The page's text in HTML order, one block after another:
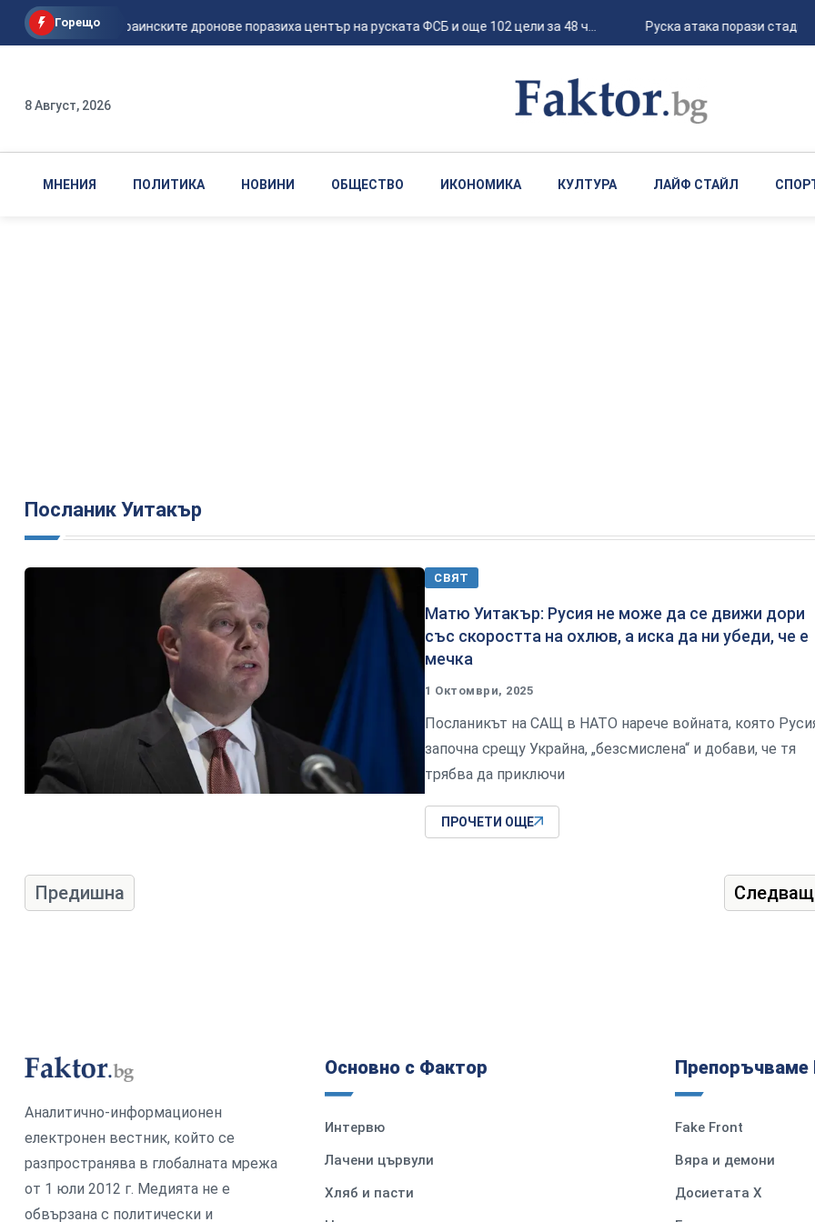
Горещо
Мадяр: Украинските дронове поразиха център на руската ФСБ и още 102 цели за 48 ч... Руска атака порази
8 Август, 2026
МНЕНИЯ ПОЛИТИКА НОВИНИ ОБЩЕСТВО ИКОНОМИКА КУЛТУРА ЛАЙФ СТАЙЛ
Посланик Уитакър
СВЯТ
Матю Уитакър: Русия не може да се движи дори
със скоростта на охлюв, а иска да ни убеди, че е
мечка
1 Октомври, 2025
Посланикът на САЩ в НАТО нарече войната, която
започна срещу Украйна, „безсмислена“ и добави, че тя
трябва да приключи
ПРОЧЕТИ ОЩЕ
Предишна
Аналитично-информационен
електронен вестник, който се
разпространява в глобалната мрежа
от 1 юли 2012 г. Медията не е
обвързана с политически и
Основно с Фактор
Интервю
Лачени цървули
Хляб и пасти
Препоръчваме
Fake Front
Вяра и демони
Досиетата Х